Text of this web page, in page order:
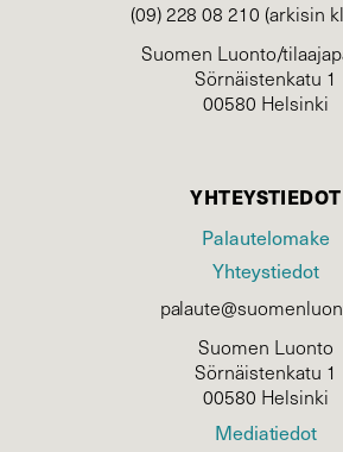
(09) 228 08 210 (arkisin
Suomen Luonto/
Sörnäistenkatu 1
00580 Helsinki
YHTEYSTIEDOT
Palautelomake
Yhteystiedot
Suomen Luonto
Sörnäistenkatu 1
00580 Helsinki
Mediatiedot